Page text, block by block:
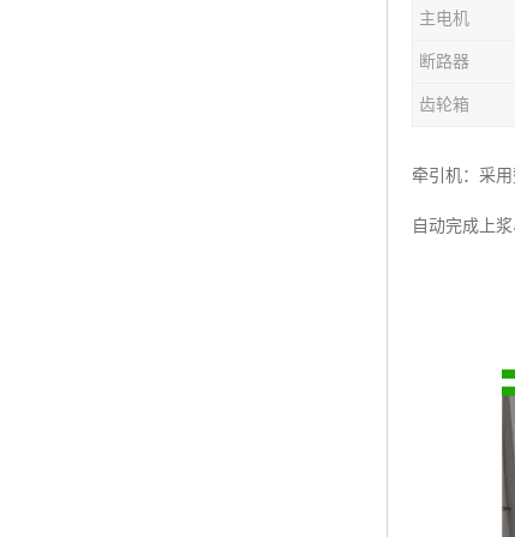
主电机
断路器
齿轮箱
牵引机：采
自动完成上